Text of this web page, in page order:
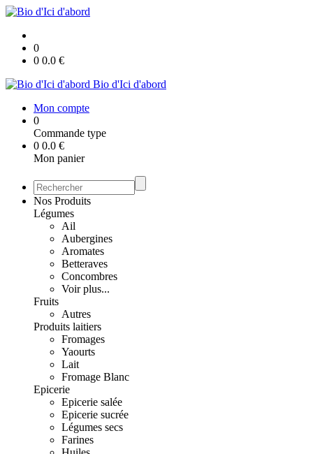
0
0 0.0 €
Bio d'Ici d'abord
Mon compte
0
Commande type
0 0.0 €
Mon panier
Nos Produits
Légumes
Ail
Aubergines
Aromates
Betteraves
Concombres
Voir plus...
Fruits
Autres
Produits laitiers
Fromages
Yaourts
Lait
Fromage Blanc
Epicerie
Epicerie salée
Epicerie sucrée
Légumes secs
Farines